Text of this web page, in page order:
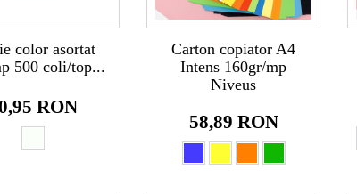
color asortat
500 coli/top...
RON
Carton copiator A4
Intens 160gr/mp
Niveus
58,89 RON